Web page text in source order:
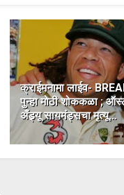
क्राईमनामा लाईव-
पुन्हा मोठी शोककळा ;
अँड्र्यू सायमंड्सचा मृत्यू…